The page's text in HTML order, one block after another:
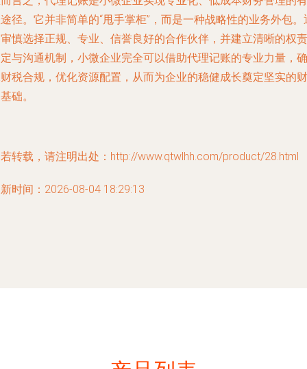
径。它并非简单的“甩手掌柜”，而是一种战略性的业务外包。
慎选择正规、专业、信誉良好的合作伙伴，并建立清晰的权责
与沟通机制，小微企业完全可以借助代理记账的专业力量，确
税合规，优化资源配置，从而为企业的稳健成长奠定坚实的财
础。
转载，请注明出处：http://www.qtwlhh.com/product/28.html
时间：2026-08-04 18:29:13